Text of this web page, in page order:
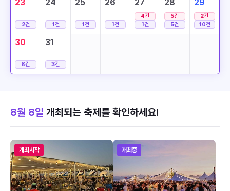
23
2건
24
1건
25
1건
26
1건
27
4건
1건
28
5건
5건
29
2건
10건
30
8건
31
3건
8월 8일 개최되는 축제를 확인하세요!
개최시작 개최중